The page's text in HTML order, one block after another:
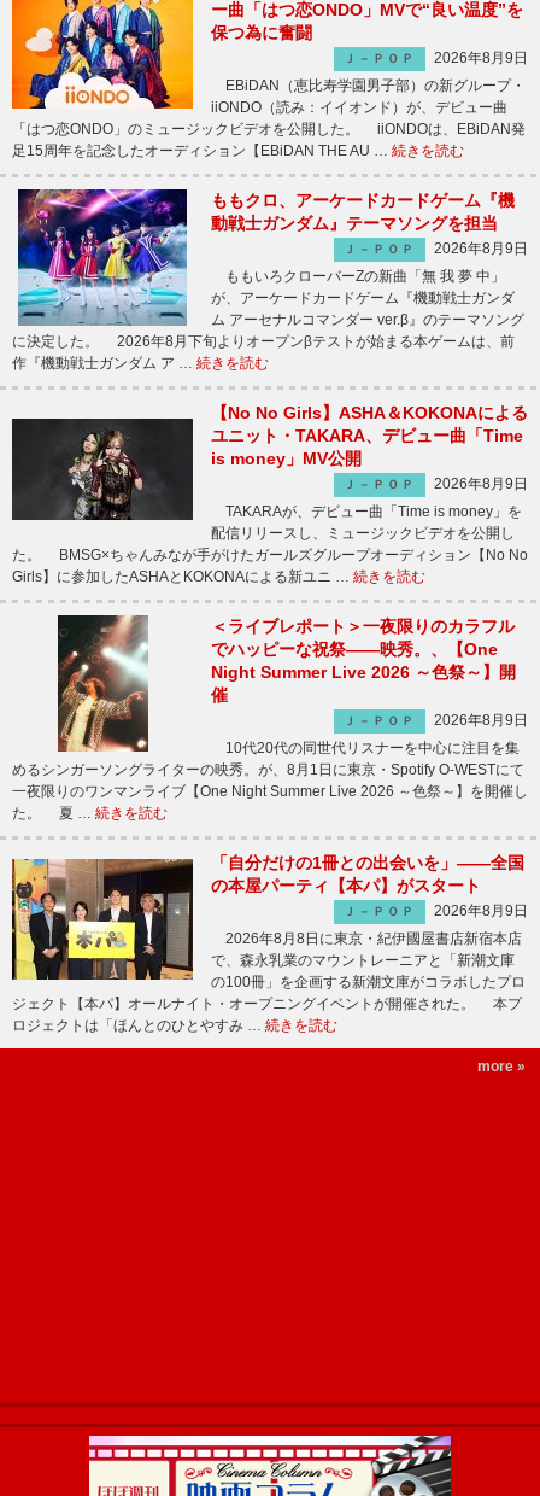
ー曲「はつ恋ONDO」MVで“良い温度”を
保つ為に奮闘
Ｊ－ＰＯＰ
2026年8月9日
EBiDAN（恵比寿学園男子部）の新グループ・
iiONDO（読み：イイオンド）が、デビュー曲
「はつ恋ONDO」のミュージックビデオを公開した。 iiONDOは、EBiDAN発
足15周年を記念したオーディション【EBiDAN THE AU … 続きを読む
ももクロ、アーケードカードゲーム『機
動戦士ガンダム』テーマソングを担当
Ｊ－ＰＯＰ
2026年8月9日
ももいろクローバーZの新曲「無 我 夢 中」
が、アーケードカードゲーム『機動戦士ガンダ
ム アーセナルコマンダー ver.β』のテーマソング
に決定した。 2026年8月下旬よりオープンβテストが始まる本ゲームは、前
作『機動戦士ガンダム ア … 続きを読む
【No No Girls】ASHA＆KOKONAによる
ユニット・TAKARA、デビュー曲「Time
is money」MV公開
Ｊ－ＰＯＰ
2026年8月9日
TAKARAが、デビュー曲「Time is money」を
配信リリースし、ミュージックビデオを公開し
た。 BMSG×ちゃんみなが手がけたガールズグループオーディション【No No
Girls】に参加したASHAとKOKONAによる新ユニ … 続きを読む
＜ライブレポート＞一夜限りのカラフル
でハッピーな祝祭――映秀。、【One
Night Summer Live 2026 ～色祭～】開
催
Ｊ－ＰＯＰ
2026年8月9日
10代20代の同世代リスナーを中心に注目を集
めるシンガーソングライターの映秀。が、8月1日に東京・Spotify O-WESTにて
一夜限りのワンマンライブ【One Night Summer Live 2026 ～色祭～】を開催し
た。 夏 … 続きを読む
「自分だけの1冊との出会いを」――全国
の本屋パーティ【本パ】がスタート
Ｊ－ＰＯＰ
2026年8月9日
2026年8月8日に東京・紀伊國屋書店新宿本店
で、森永乳業のマウントレーニアと「新潮文庫
の100冊」を企画する新潮文庫がコラボしたプロ
ジェクト【本パ】オールナイト・オープニングイベントが開催された。 本プ
ロジェクトは「ほんとのひとやすみ … 続きを読む
more »